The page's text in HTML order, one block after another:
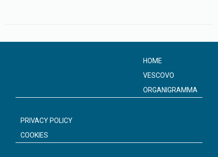
HOME
VESCOVO
ORGANIGRAMMA
PRIVACY POLICY
COOKIES